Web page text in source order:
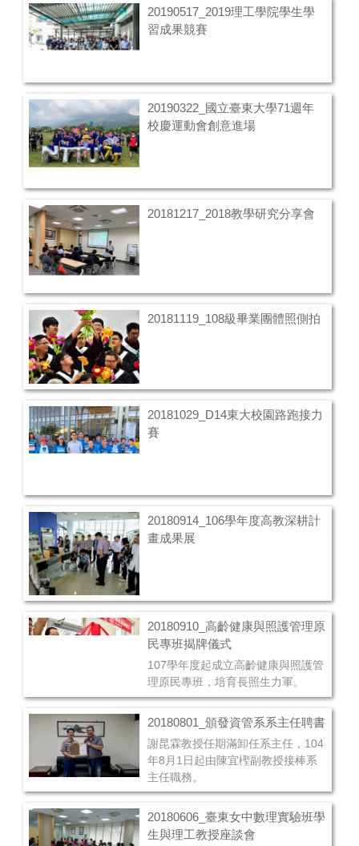
20190517_2019理工學院學生學
習成果競賽
20190322_國立臺東大學71週年
校慶運動會創意進場
20181217_2018教學研究分享會
20181119_108級畢業團體照側拍
20181029_D14東大校園路跑接力
賽
20180914_106學年度高教深耕計
畫成果展
20180910_高齡健康與照護管理原
民專班揭牌儀式
107學年度起成立高齡健康與照護管
理原民專班，培育長照生力軍。
20180801_頒發資管系系主任聘書
謝昆霖教授任期滿卸任系主任，104
年8月1日起由陳宜檉副教授接棒系
主任職務。
20180606_臺東女中數理實驗班學
生與理工教授座談會